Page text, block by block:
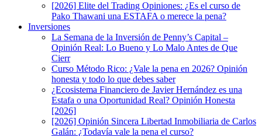
[2026] Elite del Trading Opiniones: ¿Es el curso de
Pako Thawani una ESTAFA o merece la pena?
Inversiones
La Semana de la Inversión de Penny’s Capital –
Opinión Real: Lo Bueno y Lo Malo Antes de Que
Cierr
Curso Método Rico: ¿Vale la pena en 2026? Opinión
honesta y todo lo que debes saber
¿Ecosistema Financiero de Javier Hernández es una
Estafa o una Oportunidad Real? Opinión Honesta
[2026]
[2026] Opinión Sincera Libertad Inmobiliaria de Carlos
Galán: ¿Todavía vale la pena el curso?